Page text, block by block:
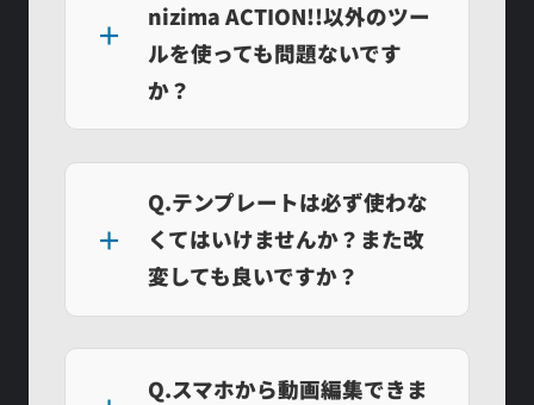
nizima ACTION!!以外のツー
ルを使っても問題ないです
か？
Q.テンプレートは必ず使わな
くてはいけませんか？また改
変しても良いですか？
Q.スマホから動画編集できま